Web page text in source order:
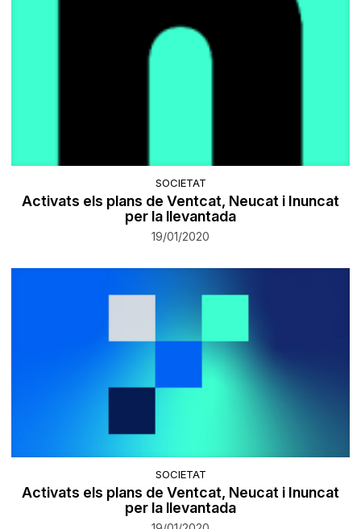
SOCIETAT
Activats els plans de Ventcat, Neucat i Inuncat
per la llevantada
19/01/2020
SOCIETAT
Activats els plans de Ventcat, Neucat i Inuncat
per la llevantada